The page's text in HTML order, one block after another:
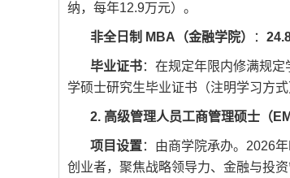
纳，每年12.9万元）。
非全日制 MBA（金融学院） ：
毕业证书：在规定年限内修满规
学硕士研究生毕业证书（注明学习方
2. 高级管理人员工商管理硕士（
项目设置：由商学院承办。2026
创业者，聚焦战略领导力、金融与投资